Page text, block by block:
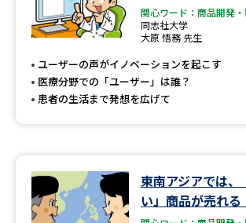
大学研究
大学で学べる内容や特徴を調べる
データサイエンス特集
デジタルパンフレット
関心ワード：商品開発
同志社大学
大原 悟務 先生
ユーザーの声がイノベーションを起こす
医療分野での「ユーザー」は誰？
患者の生活まで発想を広げて
東南アジアでは、
い」商品が売れる